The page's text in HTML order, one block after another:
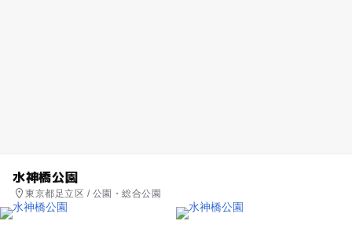
水神橋公園
東京都足立区 / 公園・総合公園